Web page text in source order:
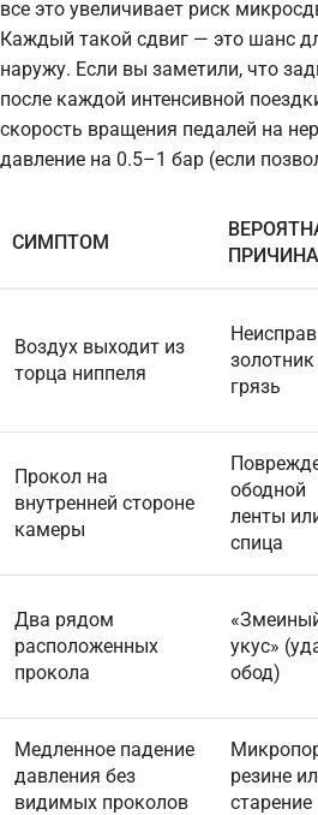
все это увеличивает риск
Каждый такой сдвиг — это шанс
наружу. Если вы заметили, что
после каждой интенсивной
скорость вращения педалей на
давление на 0.5–1 бар (если
СИМПТОМ
ПРИЧИНА
Воздух выходит из
торца ниппеля
грязь
Прокол на
внутренней стороне
камеры
ободной
ленты
спица
Два рядом
расположенных
прокола
укус»
обод)
Медленное падение
давления без
видимых проколов
резине
старение